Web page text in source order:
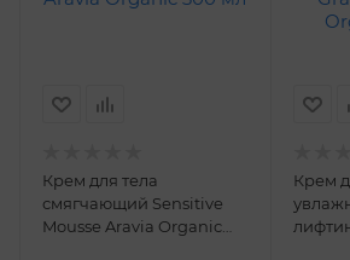
Крем для тела
смягчающий Sensitive
Mousse Aravia Organic
Крем